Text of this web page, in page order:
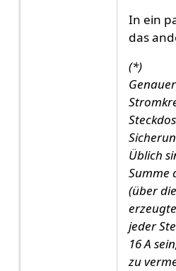
In ein
das
(*)
Üblich
Summe
(über
jeder
16 A
zu